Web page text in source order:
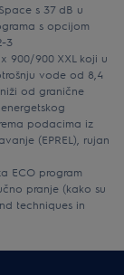
s 37 dB u
s opcijom
3
900/900 XXL koji u
vode od 8,4
od granične
podacima iz
(EPREL), rujan
ECO program
pranje (kako su
techniques in